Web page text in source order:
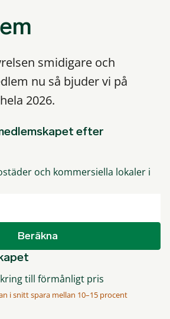
smidigare och
nu så bjuder vi på
2026.
efter
och kommersiella lokaler i
Beräkna
till förmånligt pris
i snitt spara mellan 10–15 procent